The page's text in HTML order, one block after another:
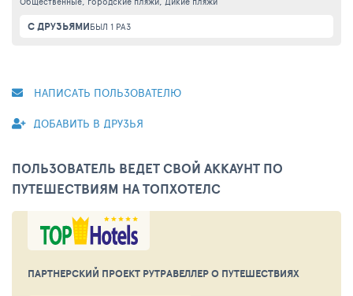
С ДРУЗЬЯМИБЫЛ 1 РАЗ
НАПИСАТЬ ПОЛЬЗОВАТЕЛЮ
ДОБАВИТЬ В ДРУЗЬЯ
ПОЛЬЗОВАТЕЛЬ ВЕДЕТ СВОЙ АККАУНТ ПО
ПУТЕШЕСТВИЯМ НА ТОПХОТЕЛС
ПАРТНЕРСКИЙ ПРОЕКТ РУТРАВЕЛЛЕРО ПУТЕШЕСТВИЯХ